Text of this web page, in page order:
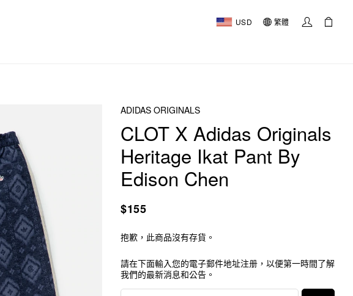
USD 繁體
ADIDAS ORIGINALS
CLOT X Adidas Originals
Heritage Ikat Pant By
Edison Chen
$155
抱歉，此商品沒有存貨。
請在下面輸入您的電子郵件地址注册，以便第一時間了解
我們的最新消息和公告。